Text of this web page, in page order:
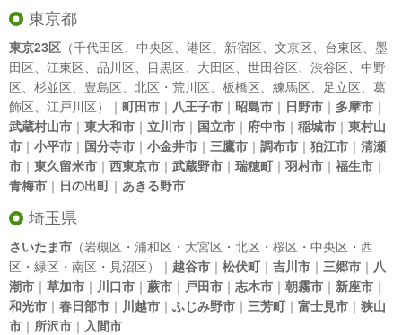
東京都
東京23区 （千代田区 中央区 港区 新宿区 文京区 台東区
墨
田区
江東区 品川区 目黒区 大田区 世田谷区 渋谷区
中野
区
杉並区 豊島区 北区 ・ 荒川区 板橋区 練馬区 足立区
葛
飾区
江戸川区）｜ 町田市 ｜ 八王子市 ｜ 昭島市 ｜ 日野市 ｜ 多摩市 ｜
武蔵村山市 ｜ 東大和市 ｜ 立川市 ｜ 国立市 ｜ 府中市 ｜ 稲城市 ｜ 東村山
市 ｜ 小平市 ｜ 国分寺市 ｜ 小金井市 ｜ 三鷹市 ｜ 調布市 ｜ 狛江市 ｜ 清瀬
市 ｜ 東久留米市 ｜ 西東京市 ｜ 武蔵野市 ｜ 瑞穂町｜ 羽村市 ｜ 福生市 ｜
青梅市 ｜ 日の出町｜ あきる野市
埼玉県
さいたま市 （岩槻区・浦和区・大宮区・北区・桜区・中央区・西
区・緑区・南区・見沼区）｜ 越谷市 ｜ 松伏町｜ 吉川市 ｜ 三郷市 ｜ 八
潮市 ｜ 草加市 ｜ 川口市 ｜ 蕨市 ｜ 戸田市 ｜ 志木市 ｜ 朝霧市 ｜ 新座市 ｜
和光市 ｜ 春日部市 ｜ 川越市 ｜ ふじみ野市 ｜ 三芳町｜ 富士見市 ｜ 狭山
市 ｜ 所沢市 ｜ 入間市